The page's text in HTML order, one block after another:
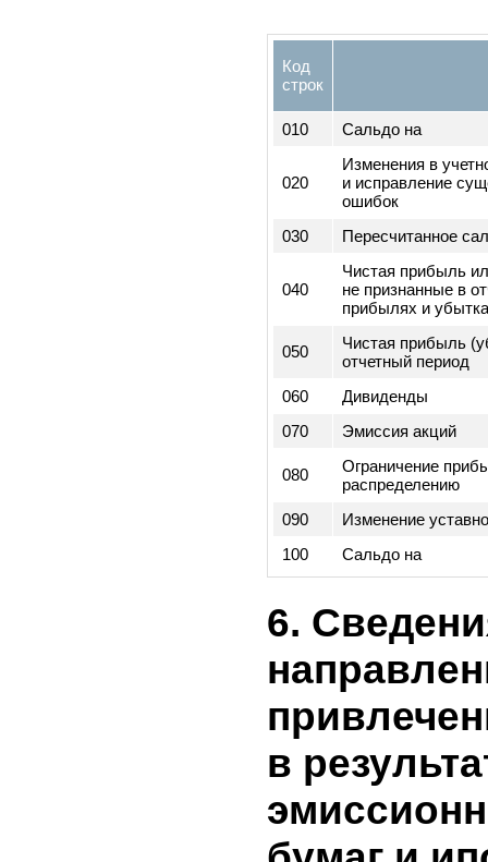
100
3)
отчет об
капитале
строк
010 Сальдо на
Изменения в
и исправление
ошибок
030
Пересчитанное
040
Чистая
не признанные
050 Чистая
отчетный
060
Дивиденды
070 Эмиссия акций
080 Ограничение
распределению
090
Изменение
100
Сальдо на